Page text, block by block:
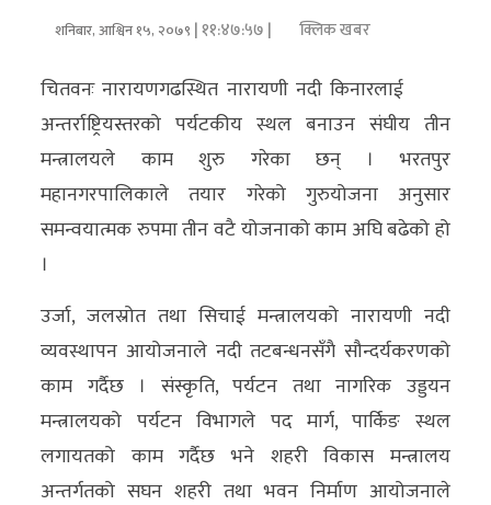
अर्थ/
मनाेरञ्जन
विज्ञान
प्रविधि
अन्तरर्वार्ता
विचार/
ब्लग
खेलकुद
रोचक
अन्य
शनिबार, आश्विन १५, २०७९ | ११:४७:५७ | क्लिक खबर
चितवनः नारायणगढस्थित नारायणी नदी किनारलाई
अन्तर्राष्ट्रियस्तरको पर्यटकीय स्थल बनाउन संघीय तीन
मन्त्रालयले काम शुरु गरेका छन् । भरतपुर
महानगरपालिकाले तयार गरेको गुरुयोजना अनुसार
समन्वयात्मक रुपमा तीन वटै योजनाको काम अघि बढेको हो
।
उर्जा, जलस्रोत तथा सिचाई मन्त्रालयको नारायणी नदी
व्यवस्थापन आयोजनाले नदी तटबन्धनसँगै सौन्दर्यकरणको
काम गर्दैछ । संस्कृति, पर्यटन तथा नागरिक उड्डयन
मन्त्रालयको पर्यटन विभागले पद मार्ग, पार्किङ स्थल
लगायतको काम गर्दैछ भने शहरी विकास मन्त्रालय
अन्तर्गतको सघन शहरी तथा भवन निर्माण आयोजनाले